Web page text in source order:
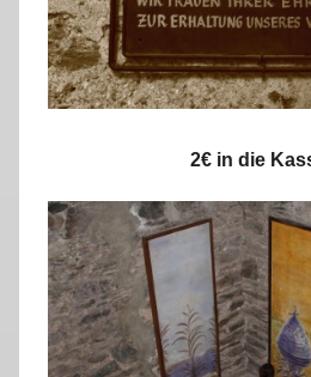
2€ in die